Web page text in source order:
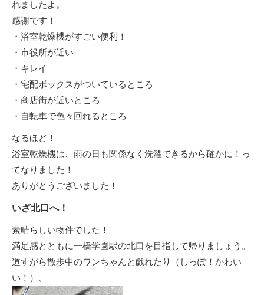
れましたよ。
感謝です！
・浴室乾燥機がすごい便利！
・市役所が近い
・キレイ
・宅配ボックスがついているところ
・商店街が近いところ
・自転車で色々回れるところ
なるほど！
浴室乾燥機は、雨の日も関係なく洗濯できるから確かに！っ
てなりました！
ありがとうございました！
いざ北口へ！
素晴らしい物件でした！
満足感とともに一橋学園駅の北口を目指して帰りましょう。
道すがら散歩中のワンちゃんと戯れたり（しっぽ！かわい
い！）、